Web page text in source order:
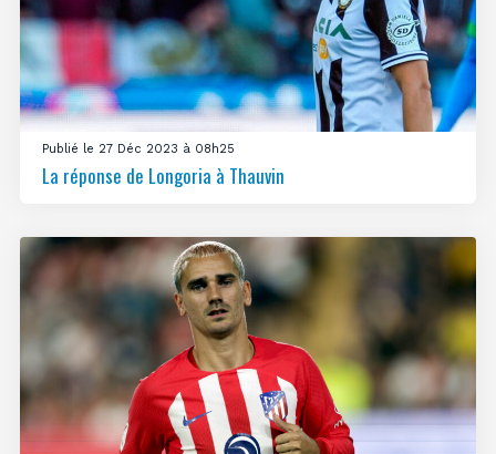
Publié le 27 Déc 2023 à 08h25
La réponse de Longoria à Thauvin